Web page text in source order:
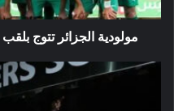
مولودية الجزائر تتوج
الثلاثي